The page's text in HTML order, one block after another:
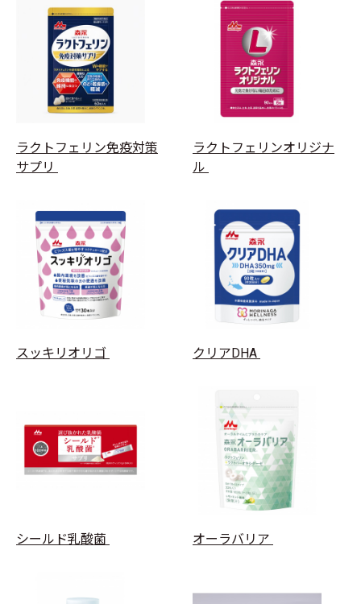
ラクトフェリン免疫対策
サプリ
ラクトフェリンオリジナ
ル
スッキリオリゴ クリアDHA
シールド乳酸菌 オーラバリア